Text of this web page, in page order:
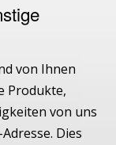
von Ihnen
Produkte,
von uns
Dies